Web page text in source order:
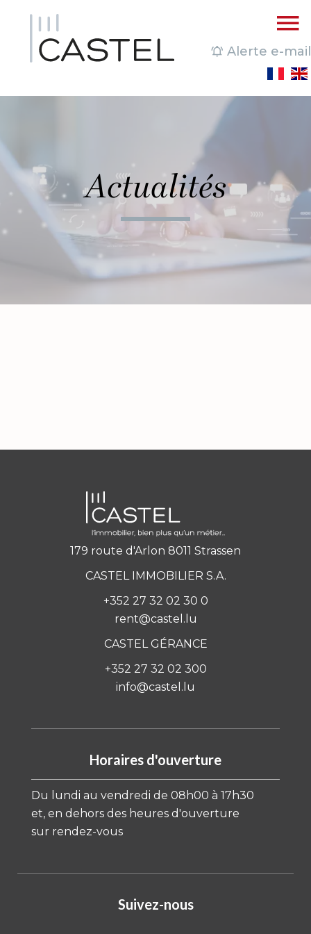
Alerte e-mail
Actualités
179 route d'Arlon 8011 Strassen
CASTEL IMMOBILIER S.A.
+352 27 32 02 30 0
rent@castel.lu
CASTEL GÉRANCE
+352 27 32 02 300
info@castel.lu
Horaires d'ouverture
Du lundi au vendredi de 08h00 à 17h30
et, en dehors des heures d'ouverture
sur rendez-vous
Suivez-nous